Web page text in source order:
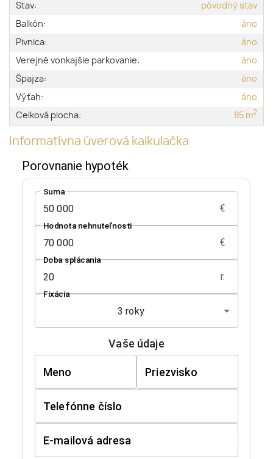
Stav:
pôvodný stav
Balkón:
áno
Pivnica:
áno
Verejné vonkajšie parkovanie:
áno
Špajza:
áno
Výťah:
áno
Celková plocha:
85 m2
Informatívna úverová kalkulačka